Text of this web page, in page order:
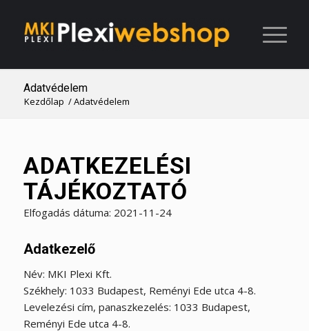
Adatvédelem
Kezdőlap /Adatvédelem
ADATKEZELÉSI
TÁJÉKOZTATÓ
Elfogadás dátuma: 2021-11-24
Adatkezelő
Név: MKI Plexi Kft.
Székhely: 1033 Budapest, Reményi Ede utca 4-8.
Levelezési cím, panaszkezelés: 1033 Budapest,
Reményi Ede utca 4-8.